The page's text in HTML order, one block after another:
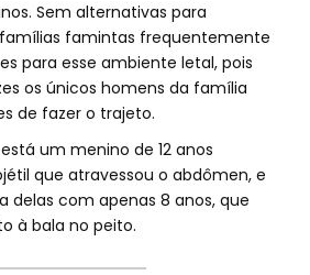
Sem alternativas para
famintas frequentemente
para esse ambiente letal, pois
os únicos homens da família
de fazer o trajeto.
um menino de 12 anos
que atravessou o abdômen, e
delas com apenas 8 anos, que
à bala no peito.